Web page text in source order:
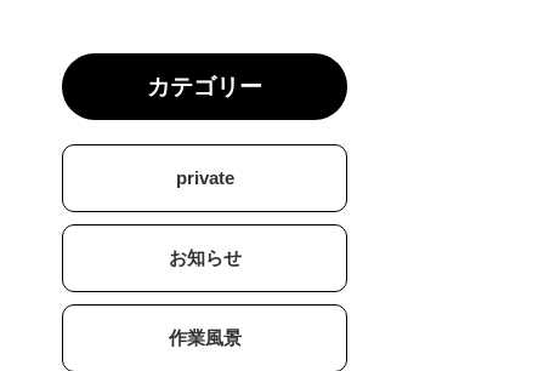
カテゴリー
private
お知らせ
作業風景